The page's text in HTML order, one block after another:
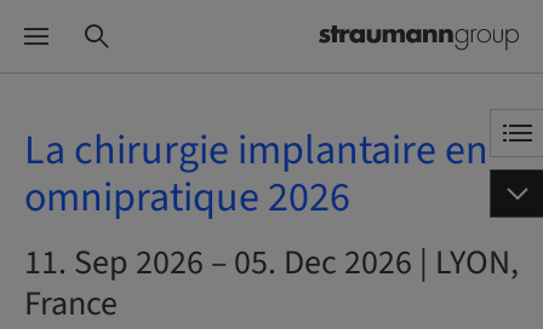
La chirurgie implantaire en
omnipratique 2026
11. Sep 2026 – 05. Dec 2026 | LYON,
France